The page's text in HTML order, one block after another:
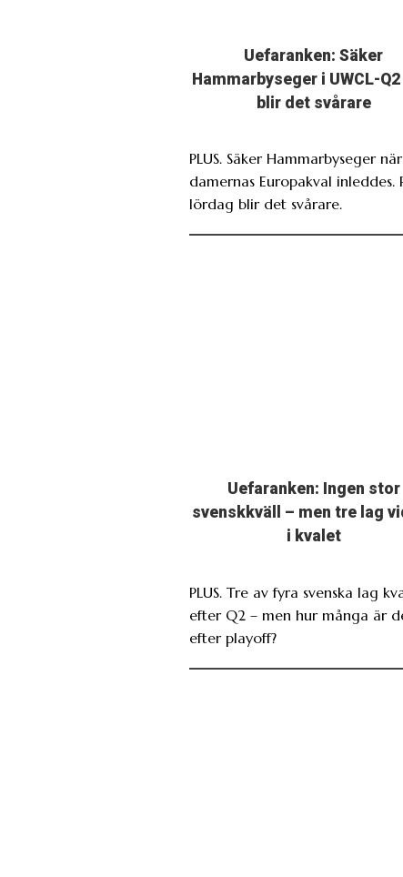
Uefaranken: Säker
Hammarbyseger i UWCL-Q2
blir det svårare
PLUS. Säker Hammarbyseger när
damernas Europakval inleddes.
lördag blir det svårare.
Uefaranken: Ingen stor
svenskkväll – men tre lag
i kvalet
PLUS. Tre av fyra svenska lag
efter Q2 – men hur många är
efter playoff?